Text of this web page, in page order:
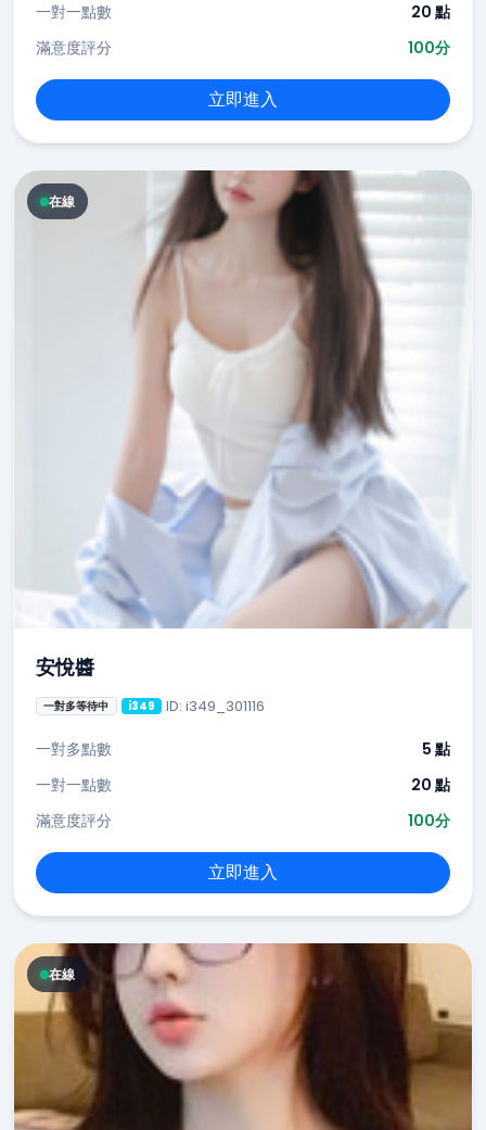
一對一點數
20 點
滿意度評分
100分
立即進入
在線
安悅醬
一對多等待中 i349 ID: i349_301116
一對多點數
5 點
一對一點數
20 點
滿意度評分
100分
立即進入
在線